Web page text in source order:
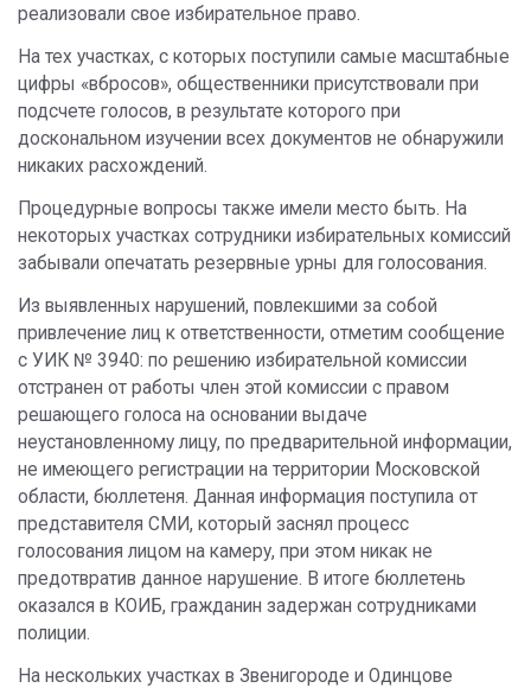
реализовали свое избирательное право.
На тех участках, с которых поступили самые масштабные
цифры «вбросов», общественники присутствовали при
подсчете голосов, в результате которого при
доскональном изучении всех документов не обнаружили
никаких расхождений.
Процедурные вопросы также имели место быть. На
некоторых участках сотрудники избирательных комиссий
забывали опечатать резервные урны для голосования.
Из выявленных нарушений, повлекшими за собой
привлечение лиц к ответственности, отметим сообщение
с УИК № 3940: по решению избирательной комиссии
отстранен от работы член этой комиссии с правом
решающего голоса на основании выдаче
неустановленному лицу, по предварительной информации,
не имеющего регистрации на территории Московской
области, бюллетеня. Данная информация поступила от
представителя СМИ, который заснял процесс
голосования лицом на камеру, при этом никак не
предотвратив данное нарушение. В итоге бюллетень
оказался в КОИБ, гражданин задержан сотрудниками
полиции.
На нескольких участках в Звенигороде и Одинцове